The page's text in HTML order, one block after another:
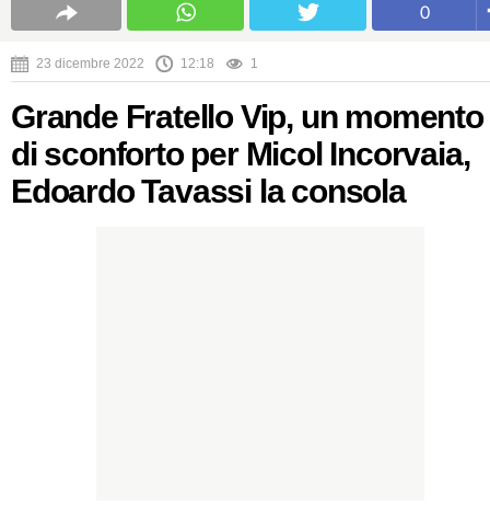
0
23 dicembre 2022 12:18 1
Grande Fratello Vip, un momento
di sconforto per Micol Incorvaia,
Edoardo Tavassi la consola